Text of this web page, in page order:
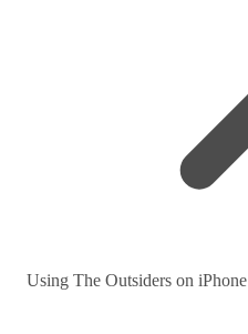
Using The Outsiders on iPhone